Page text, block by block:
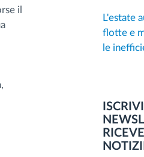
il
L'estate
flotte e
le